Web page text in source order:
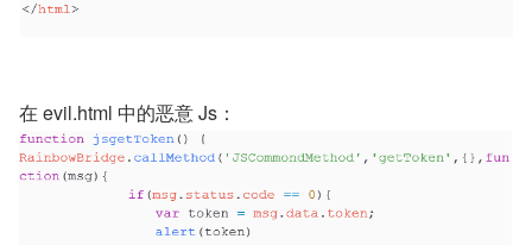
在 evil.html 中的恶意 Js：